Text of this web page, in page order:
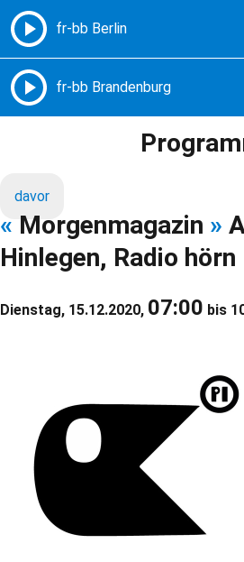
Freie Radios – Berlin
davor
« Morgenmagazin »
Hinlegen, Radio hörn
Dienstag, 15.12.2020, 07:00 bis